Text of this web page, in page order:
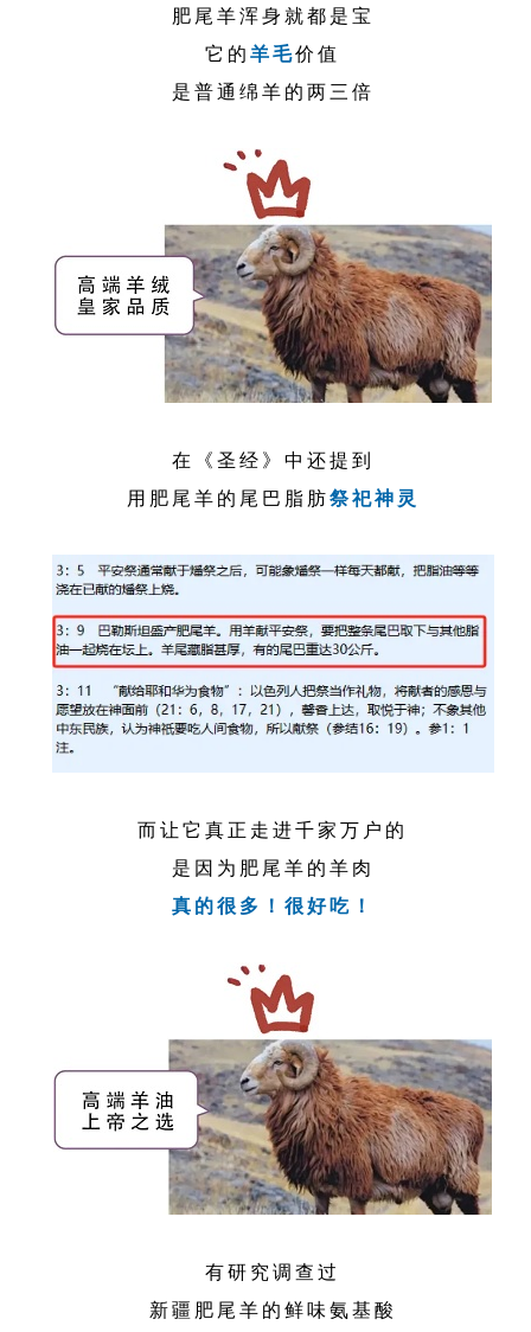
肥尾羊浑身就都是宝
它的羊毛价值
是普通绵羊的两三倍
在《圣经》中还提到
用肥尾羊的尾巴脂肪祭祀神灵
而让它真正走进千家万户的
是因为肥尾羊的羊肉
真的很多！很好吃！
有研究调查过
新疆肥尾羊的鲜味氨基酸